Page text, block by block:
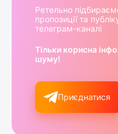
Ретельно
пропозиції та
телеграм-каналі
Тільки корисна
шуму!
Приєднатися